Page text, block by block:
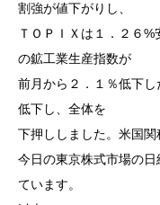
割強が値下がりし、
ＴＯＰＩＸは１．２６
の鉱工業生産指数が
前月から２．１％低下
低下し、全体を
下押ししました。米国関
今日の東京株式市場の
ています。